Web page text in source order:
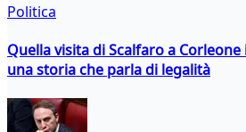
Politica
Quella visita di Scalfaro a
una storia che parla di legalità